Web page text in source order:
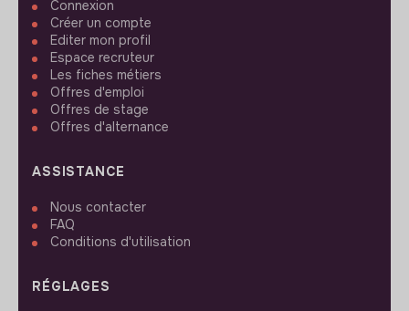
Connexion
Créer un compte
Editer mon profil
Espace recruteur
Les fiches métiers
Offres d'emploi
Offres de stage
Offres d'alternance
ASSISTANCE
Nous contacter
FAQ
Conditions d'utilisation
RÉGLAGES